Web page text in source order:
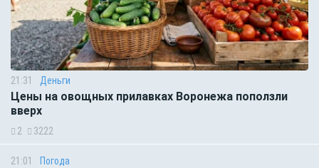
21:31 Деньги
Цены на овощных прилавках Воронежа поползли
вверх
2 3222
21:01 Погода